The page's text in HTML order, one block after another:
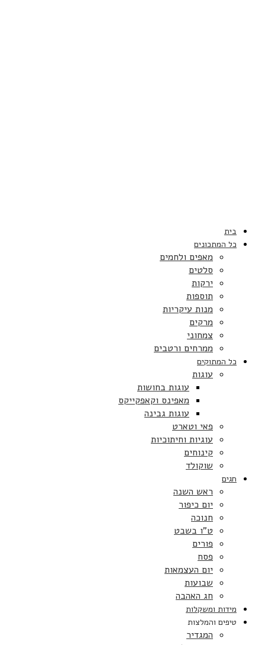
בית
כל המתכונים
מאפים ולחמים
סלטים
ירקות
תוספות
מנות עיקריות
מרקים
צמחוני
ממרחים ורטבים
כל המתוקים
עוגות
עוגות בחושות
מאפינס וקאפקייקס
עוגות גבינה
פאי וטארט
עוגיות וחיתוכיות
קינוחים
שוקולד
חגים
ראש השנה
יום כיפור
חנוכה
ט”ו בשבט
פורים
פסח
יום העצמאות
שבועות
חג האהבה
מידות ומשקלות
טיפים והמלצות
המגדיר